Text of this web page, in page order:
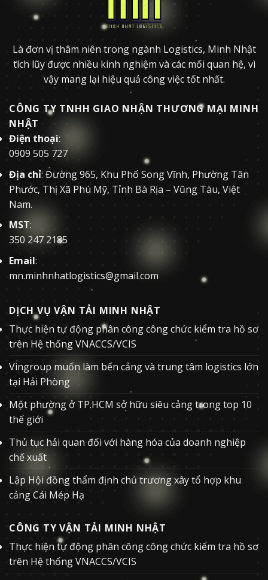
Là đơn vị thâm niên trong ngành Logistics, Minh Nhật
tích lũy được nhiều kinh nghiệm và các mối quan hệ, vì
vậy mang lại hiệu quả công việc tốt nhất.
CÔNG TY TNHH GIAO NHẬN THƯƠNG MẠI MINH
NHẬT
Điện thoại:
0909 505 727
Địa chỉ: Đường 965, Khu Phố Song Vĩnh, Phường Tân
Phước, Thị Xã Phú Mỹ, Tỉnh Bà Rịa – Vũng Tàu, Việt
Nam.
MST:
350 247 2185
Email:
mn.minhnhatlogistics@gmail.com
DỊCH VỤ VẬN TẢI MINH NHẬT
Thực hiện tự động phân công công chức kiểm tra hồ sơ
trên Hệ thống VNACCS/VCIS
Vingroup muốn làm bến cảng và trung tâm logistics lớn
tại Hải Phòng
Một phường ở TP.HCM sở hữu siêu cảng trong top 10
thế giới
Thủ tục hải quan đối với hàng hóa của doanh nghiệp
chế xuất
Lập Hội đồng thẩm định chủ trương xây tổ hợp khu
cảng Cái Mép Hạ
CÔNG TY VẬN TẢI MINH NHẬT
Thực hiện tự động phân công công chức kiểm tra hồ sơ
trên Hệ thống VNACCS/VCIS